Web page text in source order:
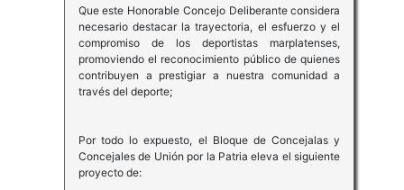
Que este Honorable Concejo Deliberante considera
necesario destacar la trayectoria, el esfuerzo y el
compromiso de los deportistas marplatenses,
promoviendo el reconocimiento público de quienes
contribuyen a prestigiar a nuestra comunidad a
través del deporte;
Por todo lo expuesto, el Bloque de Concejalas y
Concejales de Unión por la Patria eleva el siguiente
proyecto de: